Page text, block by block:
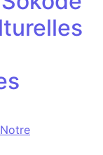
Notre